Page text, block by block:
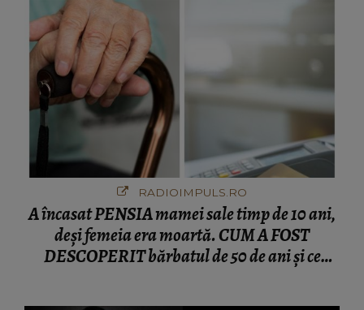
RADIOIMPULS.RO
A încasat PENSIA mamei sale timp de 10 ani,
deși femeia era moartă. CUM A FOST
DESCOPERIT bărbatul de 50 de ani și ce